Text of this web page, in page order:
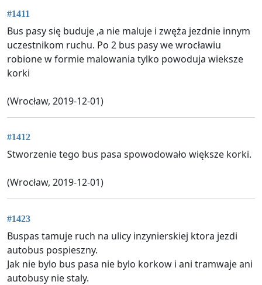
#1411
Bus pasy się buduje ,a nie maluje i zwęża jezdnie innym
uczestnikom ruchu. Po 2 bus pasy we wrocławiu
robione w formie malowania tylko powoduja wieksze
korki
(Wrocław, 2019-12-01)
#1412
Stworzenie tego bus pasa spowodowało większe korki.
(Wrocław, 2019-12-01)
#1423
Buspas tamuje ruch na ulicy inzynierskiej ktora jezdi
autobus pospieszny.
Jak nie bylo bus pasa nie bylo korkow i ani tramwaje ani
autobusy nie staly.